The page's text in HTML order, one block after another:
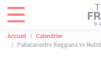
Accueil
Calendrier
Pallacanestro Reggiana vs
Panneau de gestion des cookies